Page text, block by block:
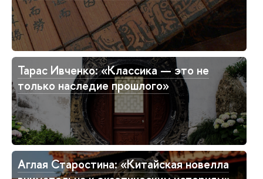
Тарас Ивченко: «Классика — это не
только наследие прошлого»
Аглая Старостина: «Китайская новелла